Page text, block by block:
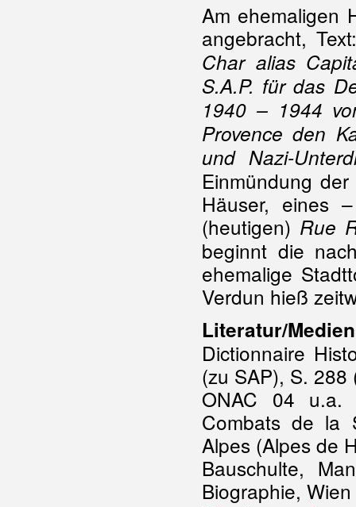
Am ehemaligen
angebracht,
Char alias
S.A.P. für das
1940 – 1944
Provence den
und Nazi-
Einmündung
Häuser, eines
(heutigen) Rue
beginnt die
ehemalige
Verdun hieß
Literatur/Medien
Dictionnaire
(zu SAP), S.
ONAC 04 u.a.
Combats de la
Alpes (Alpes de
Bauschulte,
Biographie,